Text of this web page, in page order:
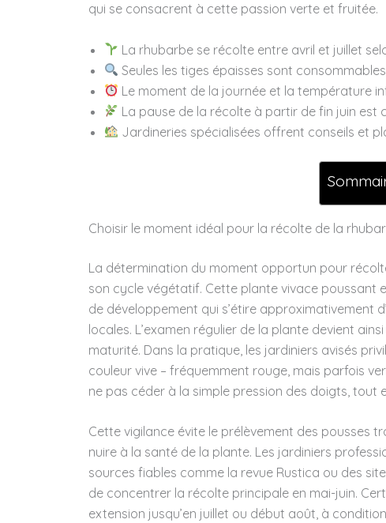
qui se consacrent à cette passion verte et fruitée.
La rhubarbe se récolte entre avril et juillet
Seules les tiges épaisses sont
Le moment de la journée et la température
La pause de la récolte à partir de fin juin est
Jardineries spécialisées offrent conseils et
Choisir le moment idéal pour la récolte de la
La détermination du moment opportun pour
son cycle végétatif. Cette plante vivace poussant
de développement qui s’étire approximativement
locales. L’examen régulier de la plante devient
maturité. Dans la pratique, les jardiniers avisés
couleur vive – fréquemment rouge, mais parfois
ne pas céder à la simple pression des doigts, tout
Cette vigilance évite le prélèvement des pousses
nuire à la santé de la plante. Les jardiniers
sources fiables comme la revue Rustica ou des
de concentrer la récolte principale en mai-juin.
extension jusqu’en juillet ou début août, à